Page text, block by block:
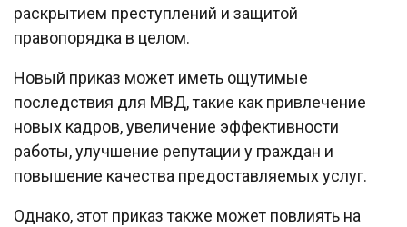
раскрытием преступлений и защитой
правопорядка в целом.
Новый приказ может иметь ощутимые
последствия для МВД, такие как привлечение
новых кадров, увеличение эффективности
работы, улучшение репутации у граждан и
повышение качества предоставляемых услуг.
Однако, этот приказ также может повлиять на